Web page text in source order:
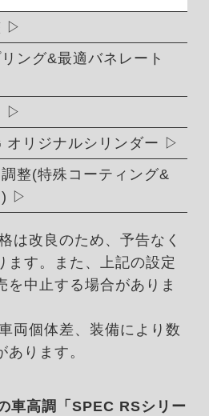
ング&最適バネレート
リジナルシリンダー
整(特殊コーティング&
は改良のため、予告なく
ます。また、上記の設定
を中止する場合がありま
両個体差、装備により数
ります。
車高調「SPEC RSシリー